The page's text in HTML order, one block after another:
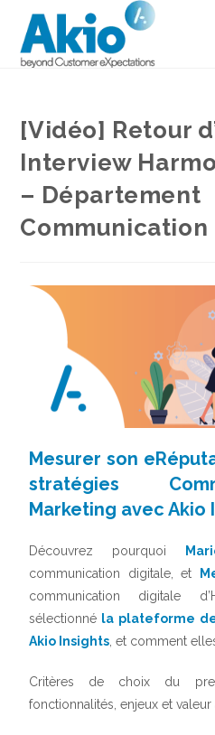
[Vidéo] Retour
Interview
– Département
Mesurer son
stratégies
Marketing avec Akio
Découvrez pourquoi
communication digitale, et
communication digitale
sélectionné la plateforme
Akio Insights , et comment
Critères de choix du
fonctionnalités, enjeux et valeur